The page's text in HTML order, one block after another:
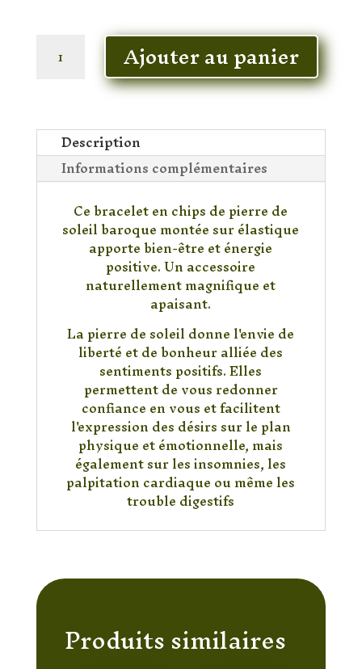
Pierre
Baroque
Ajouter au panier
Description
Informations complémentaires
Ce bracelet en chips de pierre de
soleil baroque montée sur élastique
apporte bien-être et énergie
positive. Un accessoire
naturellement magnifique et
apaisant.
La pierre de soleil donne l'envie de
liberté et de bonheur alliée des
sentiments positifs. Elles
permettent de vous redonner
confiance en vous et facilitent
l'expression des désirs sur le plan
physique et émotionnelle, mais
également sur les insomnies, les
palpitation cardiaque ou même les
trouble digestifs
Produits similaires